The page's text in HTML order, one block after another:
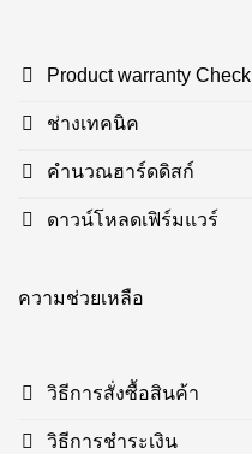
Product warranty Check
ช่างเทคนิค
คำนวณฮาร์ดดิสก์
ดาวน์โหลดเฟิร์มแวร์
ความช่วยเหลือ
วิธีการสั่งซื้อสินค้า
วิธีการชำระเงิน